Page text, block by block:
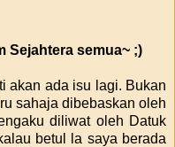
Sejahtera semua~ ;)
akan ada isu lagi. Bukan
sahaja dibebaskan oleh
diliwat oleh Datuk
betul la saya berada